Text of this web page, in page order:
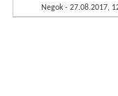
Negok - 27.08.2017,